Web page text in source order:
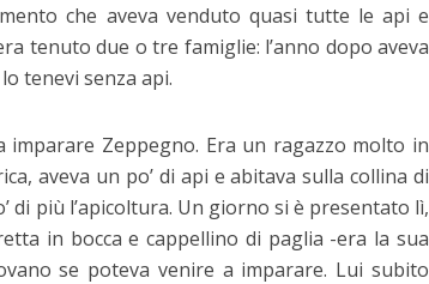
che aveva venduto quasi tutte le api e
tenuto due o tre famiglie: l’anno dopo aveva
tenevi senza api.
Zeppegno. Era un ragazzo molto in
aveva un po’ di api e abitava sulla collina di
di più l’apicoltura. Un giorno si è presentato lì,
in bocca e cappellino di paglia -era la sua
se poteva venire a imparare. Lui subito